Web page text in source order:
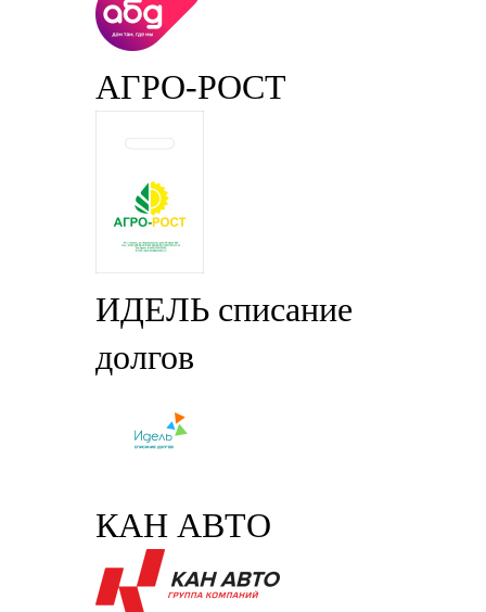
АГРО-РОСТ
ИДЕЛЬ списание
долгов
КАН АВТО